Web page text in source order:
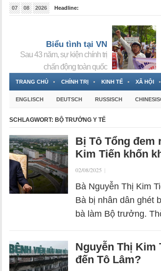
07 08 2026
Headline:
Biểu tình tại VN
Sau 43 năm, sự kiện chính trị
chấn động toàn quốc
TRANG CHỦ CHÍNH TRỊ KINH TẾ XÃ HỘI
ENGLISCH DEUTSCH RUSSISCH
SCHLAGWORT: BỘ TRƯỞNG Y TẾ
Bị Tô Tổng đem
Kim Tiến khốn
02/08/2025 |
Bà Nguyễn Thị Kim
Bà bị nhân dân ghét
bà làm Bộ trưởng.
Nguyễn Thị Kim
đến Tô Lâm?